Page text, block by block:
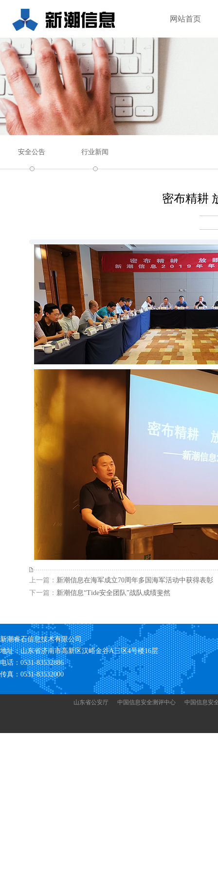
网站首页
安全公告 行业新闻
密布精耕
上一篇： 新潮信息在海军成立70周年多国海军活动中获得表彰
下一篇： 新潮信息“Tide安全团队”战队成绩斐然
新潮睿石信息技术有限公司
地址：山东省济南市高新区汉峪金谷A三区4号楼16层
电话：0531-83532886
传真：0531-83532000
山东省公安厅 中国信息安全测评中心 中国信息安